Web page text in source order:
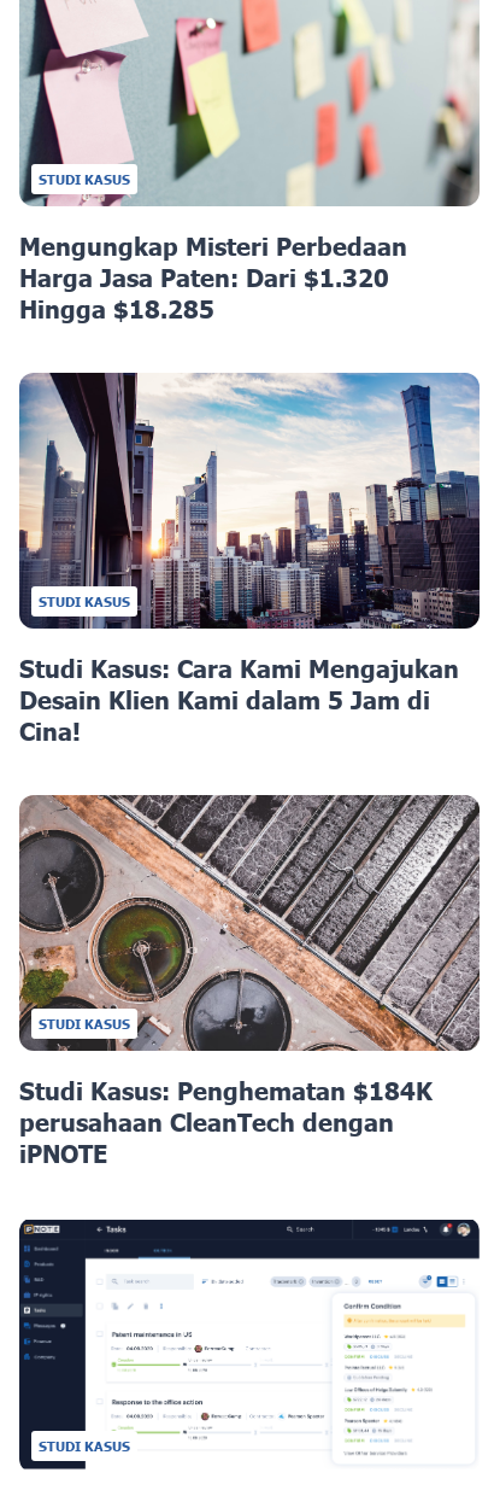
STUDI KASUS
Mengungkap Misteri Perbedaan
Harga Jasa Paten: Dari $1.320
Hingga $18.285
STUDI KASUS
Studi Kasus: Cara Kami Mengajukan
Desain Klien Kami dalam 5 Jam di
Cina!
STUDI KASUS
Studi Kasus: Penghematan $184K
perusahaan CleanTech dengan
iPNOTE
STUDI KASUS